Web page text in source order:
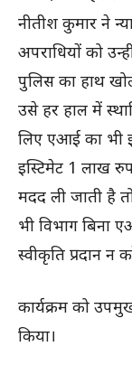
नीतीश कुमार ने
अपराधियों को
पुलिस का हाथ
उसे हर हाल में
लिए एआई का भी
इस्टिमेट 1 लाख
मदद ली जाती है
भी विभाग बिना
स्वीकृति प्रदान न
कार्यक्रम को
किया।